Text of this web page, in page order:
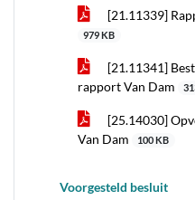
[21.11339]
979 KB
[21.11341]
rapport Van Dam
[25.14030]
Van Dam
100 KB
Voorgesteld besluit